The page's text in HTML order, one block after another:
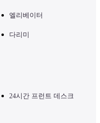
엘리베이터
다리미
24시간 프런트 데스크